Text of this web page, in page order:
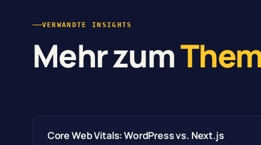
VERWANDTE INSIGHTS
Mehr zum
Core Web Vitals: WordPress vs. Next.js